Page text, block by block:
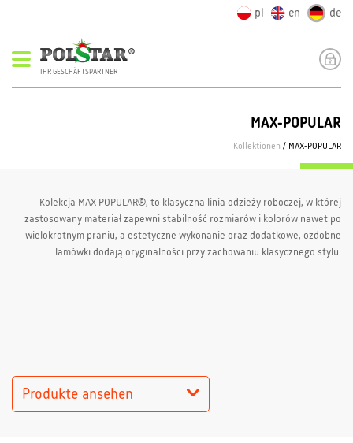
pl en de
IHR GESCHÄFTSPARTNER
MAX-POPULAR
Kollektionen / MAX-POPULAR
Kolekcja MAX-POPULAR®, to klasyczna linia odzieży roboczej, w której
zastosowany materiał zapewni stabilność rozmiarów i kolorów nawet po
wielokrotnym praniu, a estetyczne wykonanie oraz dodatkowe, ozdobne
lamówki dodają oryginalności przy zachowaniu klasycznego stylu.
Produkte ansehen